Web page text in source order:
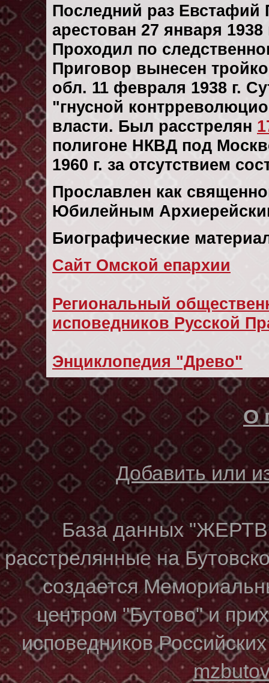
Последний раз
арестован 27 января 1938
Проходил по
Приговор вынесен
обл. 11 февраля 1938 г.
"гнусной
власти. Был расстрелян
полигоне НКВД под
1960 г. за отсутствием
Прославлен как
Юбилейным
Биографические
Сайт Омской епархии
Региональный
исповедников Русской
Энциклопедия "Древо"
О
Добавить или
База данных
расстрелянные на
создается
центром "Бутово" и
исповедников